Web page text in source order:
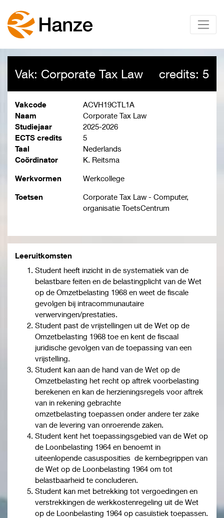
Vak: Corporate Tax Law credits: 5
Vakcode
ACVH19CTL1A
Naam
Corporate Tax Law
Studiejaar
2025-2026
ECTS credits
5
Taal
Nederlands
Coördinator
K. Reitsma
Werkvormen Werkcollege
Toetsen
Corporate Tax Law - Computer,
organisatie ToetsCentrum
Leeruitkomsten
Student heeft inzicht in de systematiek van de
belastbare feiten en de belastingplicht van de Wet
op de Omzetbelasting 1968 en weet de fiscale
gevolgen bij intracommunautaire
verwervingen/prestaties.
Student past de vrijstellingen uit de Wet op de
Omzetbelasting 1968 toe en kent de fiscaal
juridische gevolgen van de toepassing van een
vrijstelling.
Student kan aan de hand van de Wet op de
Omzetbelasting het recht op aftrek voorbelasting
berekenen en kan de herzieningsregels voor aftrek
van in rekening gebrachte
omzetbelasting toepassen onder andere ter zake
van de levering van onroerende zaken.
Student kent het toepassingsgebied van de Wet op
de Loonbelasting 1964 en benoemt in
uiteenlopende casusposities de kernbegrippen van
de Wet op de Loonbelasting 1964 om tot
belastbaarheid te concluderen.
Student kan met betrekking tot vergoedingen en
verstrekkingen de werkkostenregeling uit de Wet
op de Loonbelasting 1964 op casuïstiek toepassen.